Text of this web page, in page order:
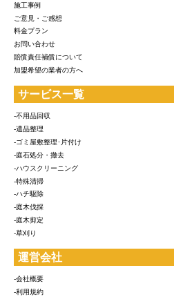
施工事例
ご意見・ご感想
料金プラン
お問い合わせ
賠償責任補償について
加盟希望の業者の方へ
サービス一覧
-不用品回収
-遺品整理
-ゴミ屋敷整理･片付け
-庭石処分・撤去
-ハウスクリーニング
-特殊清掃
-ハチ駆除
-庭木伐採
-庭木剪定
-草刈り
運営会社
-会社概要
-利用規約